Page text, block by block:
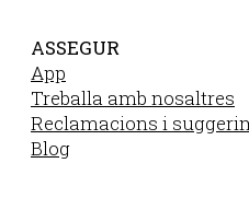
ASSEGUR
App
Treballa amb nosaltres
Reclamacions i
Blog